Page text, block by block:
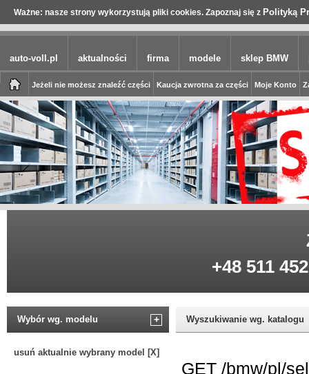
Ważne: nasze strony wykorzystują pliki cookies. Zapoznaj się z Polityką
auto-voll.pl aktualności firma modele sklep BMW
Jeżeli nie możesz znaleźć części Kaucja zwrotna za części Moje Konto
+48 511
Wybór wg. modelu +
usuń aktualnie wybrany model [X]
Wyszukiwanie wg. katalogu